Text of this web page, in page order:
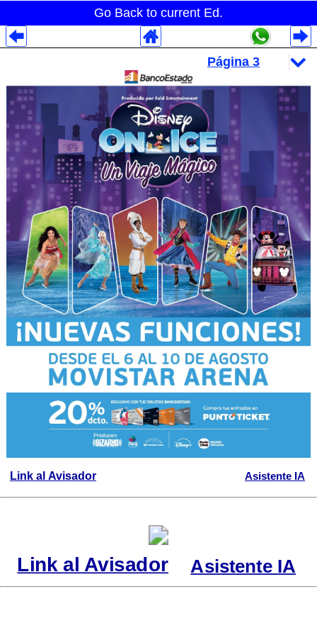
Go Back to current Ed.
Link al Avisador Asistente IA
Link al Avisador Asistente IA
Despliegues Analytics
Despliegues Totales
Despliegues por Rubros